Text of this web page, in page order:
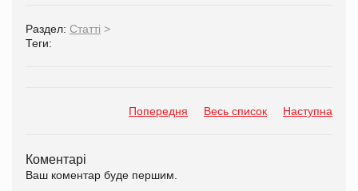
Раздел: Статті >
Теги:
Попередня Весь список Наступна
Коментарі
Ваш коментар буде першим.